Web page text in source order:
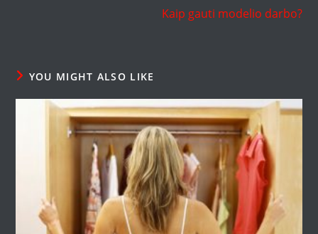
Kaip gauti modelio darbo?
YOU MIGHT ALSO LIKE